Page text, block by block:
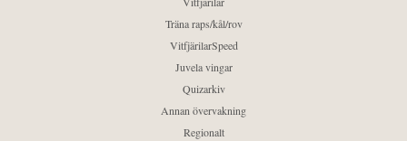
Träna raps/kål/rov
VitfjärilarSpeed
Juvela vingar
Quizarkiv
Annan övervakning
Regionalt